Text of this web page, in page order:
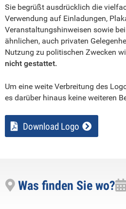
Sie begrüßt ausdrücklich die
Verwendung auf Einladungen,
Veranstaltungshinweisen sowie
ähnlichen, auch privaten
Nutzung zu politischen Zwecken
nicht gestattet.
Um eine weite Verbreitung des
es darüber hinaus keine weiteren
Download Logo
Was finden Sie wo?